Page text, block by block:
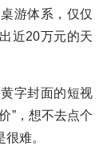
游体系，仅仅
近20万元的天
字封面的短视
”，想不去点个
难。